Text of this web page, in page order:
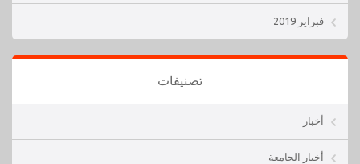
فبراير 2019
تصنيفات
أخبار
أخبار الجامعة